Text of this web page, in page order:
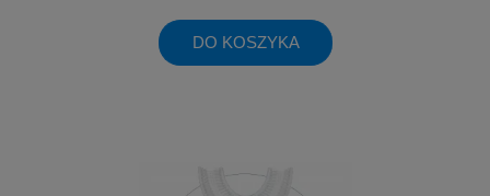
DO KOSZYKA